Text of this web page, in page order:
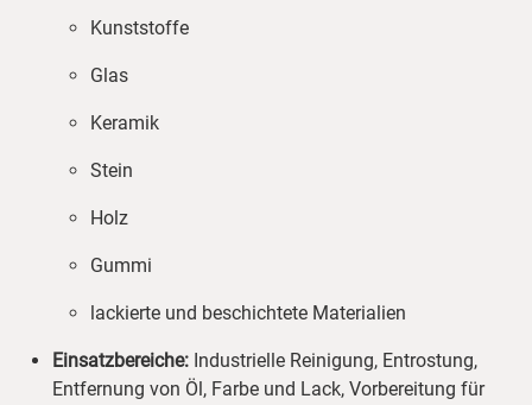
Kunststoffe
Glas
Keramik
Stein
Holz
Gummi
lackierte und beschichtete Materialien
Einsatzbereiche: Industrielle Reinigung, Entrostung,
Entfernung von Öl, Farbe und Lack, Vorbereitung für